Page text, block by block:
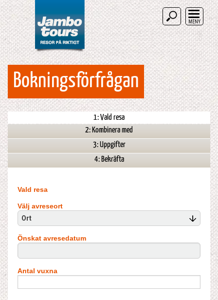
MENY
Bokningsförfrågan
1: Vald resa
2: Kombinera med
3: Uppgifter
4: Bekräfta
Vald resa
Välj avreseort
Ort
Önskat avresedatum
Antal vuxna